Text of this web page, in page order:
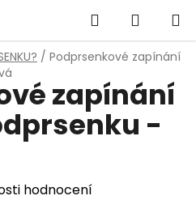
Hledat
KOŠÍK
/ Podprsenkové zapínání
zapínání
-
hodnocení